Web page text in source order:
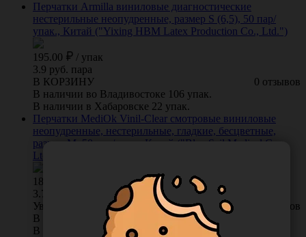
Перчатки Armilla виниловые диагностические
нестерильные неопудренные, размер S (6,5), 50 пар/
упак., Китай ("Yixing HBM Latex Production Co., Ltd.")
195.00 / упак
3.9 руб. пара
0 отзывов
В КОРЗИНУ
В наличии во Владивостоке 106 упак.
В наличии в Хабаровске 22 упак.
Перчатки MediOk Vinil-Clear смотровые виниловые
неопудренные, нестерильные, гладкие, бесцветные,
размер M, 50 пар/упак., Китай ("Blue Sail Medical Co.,
Ltd.") BSV40CL-1-M
189.00
3.78 руб. пара
0 отзывов
Уведомить о поступлении
В наличии во Владивостоке 0 упак.
В наличии в Хабаровске 27 упак.